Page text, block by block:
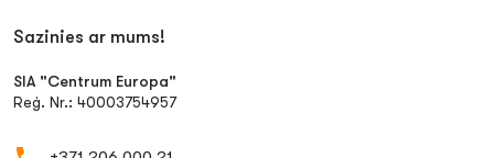
Sazinies ar mums!
SIA "Centrum Europa"
Reģ. Nr.: 40003754957